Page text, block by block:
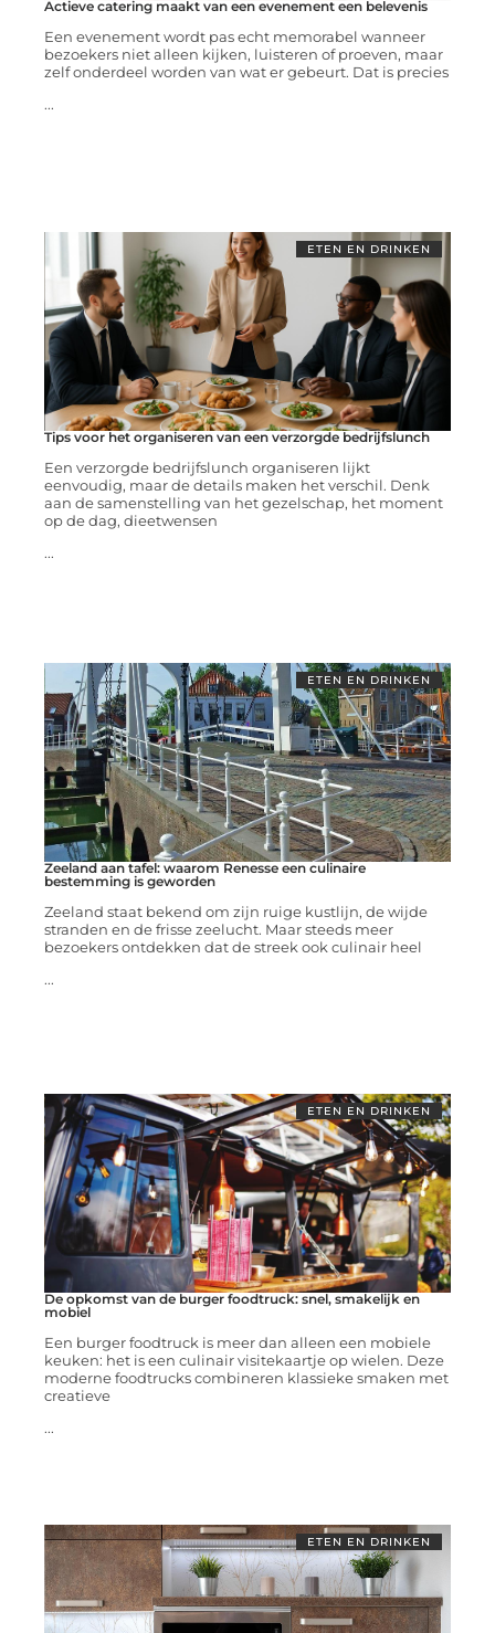
Actieve catering maakt van een evenement een belevenis
Een evenement wordt pas echt memorabel wanneer
bezoekers niet alleen kijken, luisteren of proeven, maar
zelf onderdeel worden van wat er gebeurt. Dat is precies
...
ETEN EN DRINKEN
Tips voor het organiseren van een verzorgde bedrijfslunch
Een verzorgde bedrijfslunch organiseren lijkt
eenvoudig, maar de details maken het verschil. Denk
aan de samenstelling van het gezelschap, het moment
op de dag, dieetwensen
...
ETEN EN DRINKEN
Zeeland aan tafel: waarom Renesse een culinaire
bestemming is geworden
Zeeland staat bekend om zijn ruige kustlijn, de wijde
stranden en de frisse zeelucht. Maar steeds meer
bezoekers ontdekken dat de streek ook culinair heel
...
ETEN EN DRINKEN
De opkomst van de burger foodtruck: snel, smakelijk en
mobiel
Een burger foodtruck is meer dan alleen een mobiele
keuken: het is een culinair visitekaartje op wielen. Deze
moderne foodtrucks combineren klassieke smaken met
creatieve
...
ETEN EN DRINKEN